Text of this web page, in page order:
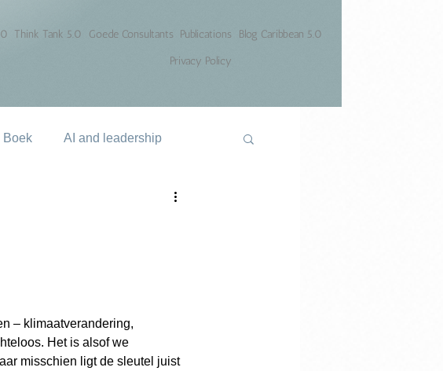
Think Tank 5.0 Goede Consultants Publications
Blog Caribbean 5.0
Privacy Policy
Boek AI and leadership
– klimaatverandering,
Het is alsof we
misschien ligt de sleutel juist